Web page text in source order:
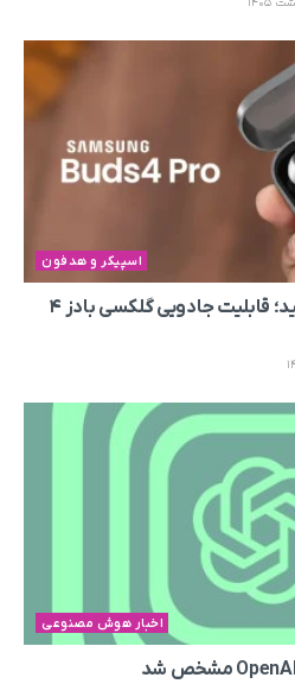
اسپیکر و هدفون
با تکان‌دادن سر دستور بدهید؛ قابلیت جادویی گلکسی بادز ۴
اخبار هوش مصنوعی